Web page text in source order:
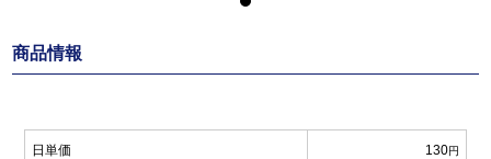
商品情報
日単価 130円